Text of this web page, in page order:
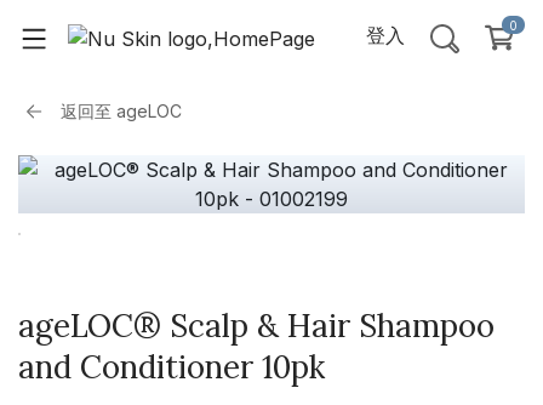
登入 0
返回至 ageLOC
ageLOC® Scalp & Hair Shampoo
and Conditioner 10pk